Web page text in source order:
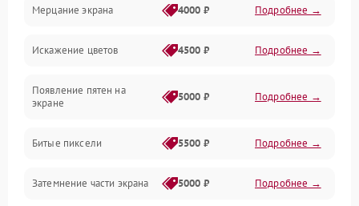
Подсветка и LED-модули
Звук и аудиосистема
Сигнал и приём каналов
Механические повреждения
Мерцание экрана 4000 ₽ Подробнее →
Искажение цветов 4500 ₽ Подробнее →
Появление пятен на
экране
5000 ₽ Подробнее →
Битые пиксели 5500 ₽ Подробнее →
Затемнение части экрана 5000 ₽ Подробнее →